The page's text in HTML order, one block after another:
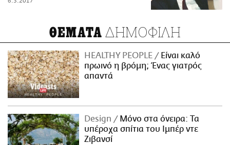
ΘΕΜΑΤΑ ΔΗΜΟΦΙΛΗ
HEALTHY PEOPLE
Είναι καλό
πρωινό η βρόμη; Ένας γιατρός
απαντά
Design
Μόνο στα όνειρα: Τα
υπέροχα σπίτια του Ιμπέρ ντε
Ζιβανσί